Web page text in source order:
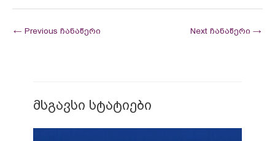
← Previous ჩანაწერი Next ჩანაწერი →
მსგავსი სტატიები